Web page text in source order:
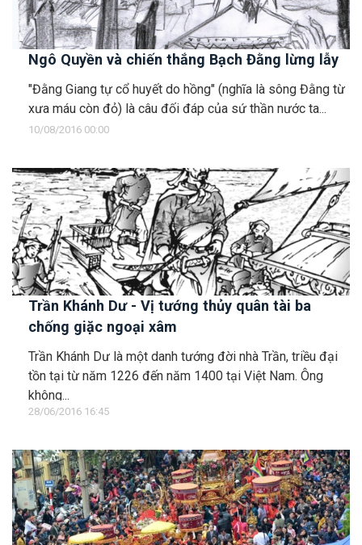
Ngô Quyền và chiến thắng Bạch Đằng lừng lẫy
"Đằng Giang tự cổ huyết do hồng" (nghĩa là sông Đằng từ
xưa máu còn đỏ) là câu đối đáp của sứ thần nước ta...
10/08/2016 00:00
Trần Khánh Dư - Vị tướng thủy quân tài ba
chống giặc ngoại xâm
Trần Khánh Dư là một danh tướng đời nhà Trần, triều đại
tồn tại từ năm 1226 đến năm 1400 tại Việt Nam. Ông
không...
28/06/2016 16:45